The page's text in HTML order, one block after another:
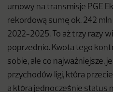
umowy na transmisje PGE
rekordową sumę ok. 242 mln
2022-2025. To aż trzy razy
poprzednio. Kwota tego
sobie, ale co najważniejsze,
przychodów ligi, która
a która jednocześnie status